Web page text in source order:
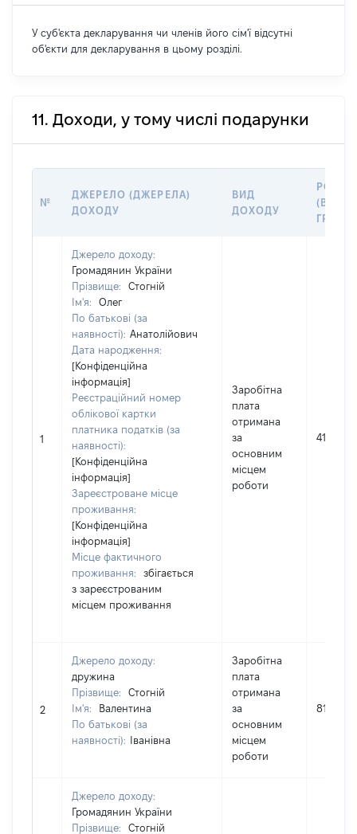
У суб'єкта декларування чи членів його сім'ї відсутні
об'єкти для декларування в цьому розділі.
11. Доходи, у тому числі подарунки
№
ДЖЕРЕЛО (ДЖЕРЕЛА)
ДОХОДУ
ВИД
ДОХОДУ
ГРН
1
Джерело доходу:
Громадянин України
Прізвище:
Стогній
Ім'я:
Олег
По батькові (за
наявності): Анатолійович
Дата народження:
[Конфіденційна
інформація]
Реєстраційний номер
облікової картки
платника податків (за
наявності):
[Конфіденційна
інформація]
Зареєстроване місце
проживання:
[Конфіденційна
інформація]
Місце фактичного
проживання:
збігається
з зареєстрованим
місцем проживання
Заробітна
плата
отримана
за
основним
місцем
роботи
413147
2
Джерело доходу:
дружина
Прізвище:
Стогній
Ім'я:
Валентина
По батькові (за
наявності):
Іванівна
Заробітна
плата
отримана
за
основним
місцем
роботи
81268
Джерело доходу:
Громадянин України
Прізвище:
Стогній